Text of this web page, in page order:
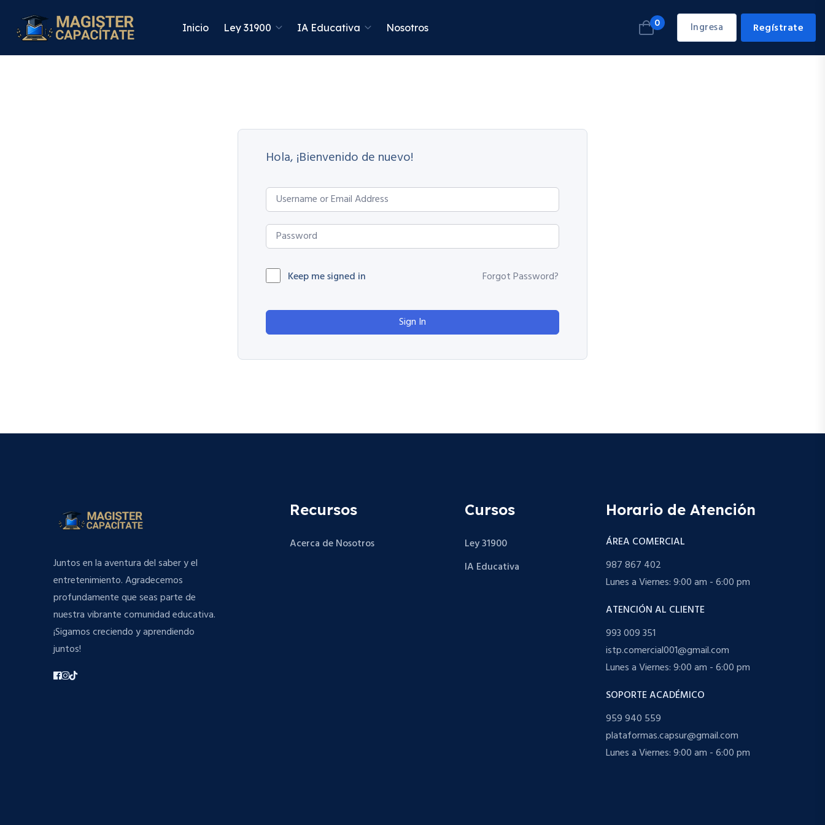
Inicio Ley 31900 IA Educativa Nosotros 0 Ingresa Regístrate
Hola, ¡Bienvenido de nuevo!
Keep me signed in Forgot Password?
Sign In
Juntos en la aventura del saber y el
entretenimiento. Agradecemos
profundamente que seas parte de
nuestra vibrante comunidad educativa.
¡Sigamos creciendo y aprendiendo
juntos!
Recursos
Acerca de Nosotros
Cursos
Ley 31900
IA Educativa
Horario de Atención
ÁREA COMERCIAL
987 867 402
Lunes a Viernes: 9:00 am - 6:00 pm
ATENCIÓN AL CLIENTE
993 009 351
istp.comercial001@gmail.com
Lunes a Viernes: 9:00 am - 6:00 pm
SOPORTE ACADÉMICO
959 940 559
plataformas.capsur@gmail.com
Lunes a Viernes: 9:00 am - 6:00 pm